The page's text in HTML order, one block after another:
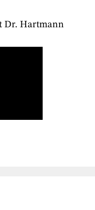
Dr. Hartmann